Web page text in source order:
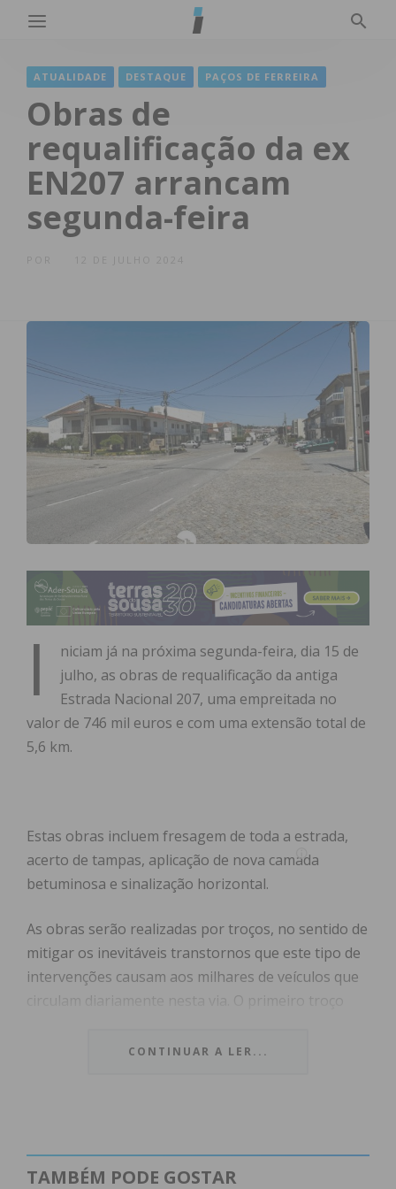
ATUALIDADE DESTAQUE PAÇOS DE FERREIRA
Obras de
requalificação da ex
EN207 arrancam
segunda-feira
12 DE JULHO 2024
I
niciam já na próxima segunda-feira, dia 15 de
julho, as obras de requalificação da antiga
Estrada Nacional 207, uma empreitada no
valor de 746 mil euros e com uma extensão total de
5,6 km.
Estas obras incluem fresagem de toda a estrada,
acerto de tampas, aplicação de nova camada
betuminosa e sinalização horizontal.
As obras serão realizadas por troços, no sentido de
mitigar os inevitáveis transtornos que este tipo de
intervenções causam aos milhares de veículos que
circulam diariamente nesta via. O primeiro troço
restaurante Charrua e a rotunda junto ao
CONTINUAR A LER...
TAMBÉM PODE GOSTAR